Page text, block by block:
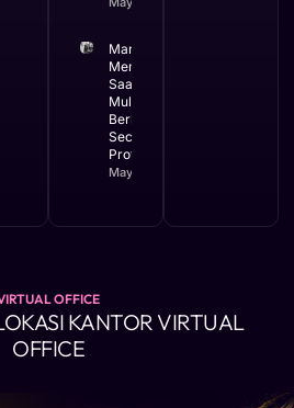
Manfaat
Membuat PT
Saat Bisnis
Mulai
Berkembang
Secara
Profesional
May 11, 2026
OFFICE
KANTOR VIRTUAL
OFFICE